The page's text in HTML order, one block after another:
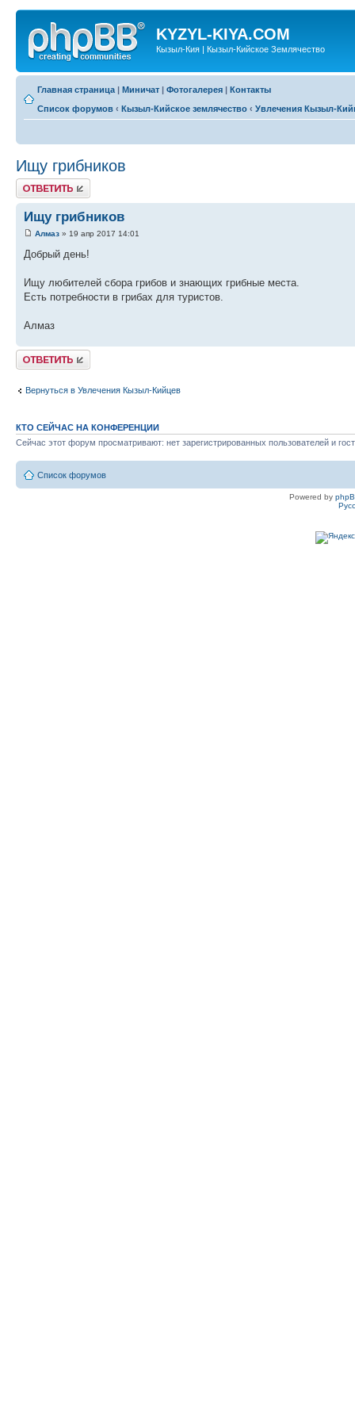
KYZYL-KIYA.COM
Кызыл-Кия | Кызыл-Кийское Землячество
Главная страница | Миничат | Фотогалерея | Контакты
Список форумов ‹ Кызыл-Кийское землячество ‹ Увлечения Кызыл-
Ищу грибников
Ответить
Ищу грибников
Алмаз » 19 апр 2017 14:01
Добрый день!
Ищу любителей сбора грибов и знающих грибные места.
Есть потребности в грибах для туристов.
Алмаз
Ответить
Вернуться в Увлечения Кызыл-Кийцев
КТО СЕЙЧАС НА КОНФЕРЕНЦИИ
Сейчас этот форум просматривают: нет зарегистрированных пользователей и
Список форумов
Powered by